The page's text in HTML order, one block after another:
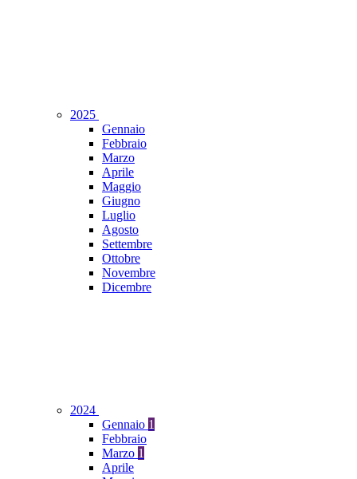
2025
Gennaio
Febbraio
Marzo
Aprile
Maggio
Giugno
Luglio
Agosto
Settembre
Ottobre
Novembre
Dicembre
2024
Gennaio 1
Febbraio
Marzo 1
Aprile